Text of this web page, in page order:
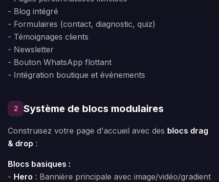
- Blog intégré
- Formulaires (contact, diagnostic, quiz)
- Témoignages clients
- Newsletter
- Bouton WhatsApp flottant
- Intégration boutique et événements
2 Système de blocs modulaires
Construisez votre page d'accueil avec des blocs drag
& drop :
Blocs basiques :
- Hero : Bannière principale avec image/vidéo/gradient